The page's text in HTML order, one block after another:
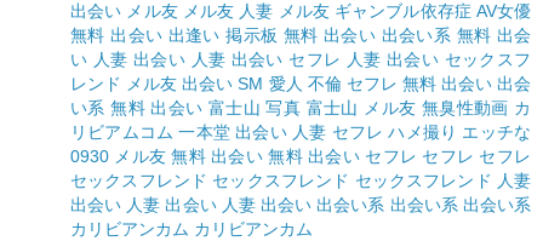
出会い メル友 メル友 人妻 メル友 ギャンブル依存症 AV女優
無料 出会い 出逢い 掲示板 無料 出会い 出会い系 無料 出会
い 人妻 出会い 人妻 出会い セフレ 人妻 出会い セックスフ
レンド
メル友 出会い SM 愛人 不倫 セフレ 無料 出会い 出会
い系 無料 出会い 富士山 写真 富士山 メル友 無臭性動画 カ
リビアムコム 一本堂 出会い 人妻 セフレ ハメ撮り エッチな
0930 メル友 無料 出会い 無料 出会い セフレ セフレ セフレ
セックスフレンド セックスフレンド セックスフレンド 人妻
出会い 人妻 出会い 人妻 出会い 出会い系 出会い系 出会い系
カリビアンカム カリビアンカム